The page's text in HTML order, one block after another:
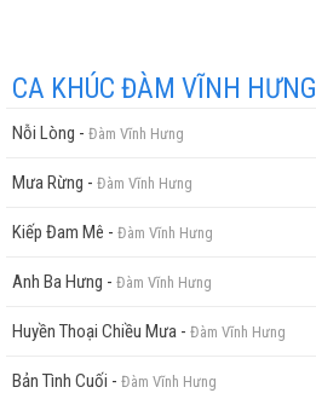
CA KHÚC ĐÀM VĨNH HƯNG
Nỗi Lòng - Đàm Vĩnh Hưng
Mưa Rừng - Đàm Vĩnh Hưng
Kiếp Đam Mê - Đàm Vĩnh Hưng
Anh Ba Hưng - Đàm Vĩnh Hưng
Huyền Thoại Chiều Mưa - Đàm Vĩnh Hưng
Bản Tình Cuối - Đàm Vĩnh Hưng